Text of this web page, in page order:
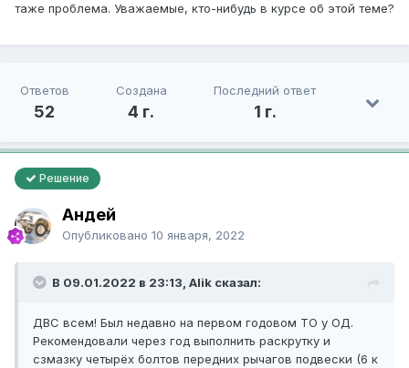
таже проблема. Уважаемые, кто-нибудь в курсе об этой теме?
Ответов
52
Создана
4 г.
Последний ответ
1 г.
Решение
Андей
Опубликовано 10 января, 2022
В 09.01.2022 в 23:13, Alik сказал:
ДВС всем! Был недавно на первом годовом ТО у ОД.
Рекомендовали через год выполнить раскрутку и
сзмазку четырёх болтов передних рычагов подвески (6 к